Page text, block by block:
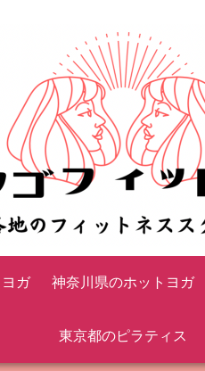
ガ 神奈川県のホットヨガ
東京都のピラティス